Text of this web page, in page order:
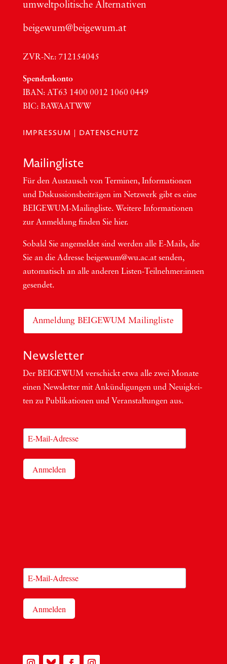
umwelt­po­li­ti­sche Alter­na­ti­ven
beigewum@beigewum.at
ZVR-Nr.: 712154045
Spen­den­kon­to
IBAN: AT63 1400 0012 1060 0449
BIC: BAWAATWW
IMPRESSUM | DATENSCHUTZ
Mai­ling­lis­te
Für den Aus­tausch von Ter­mi­nen, Infor­ma­tio­nen
und Dis­kus­si­ons­bei­trä­gen im Netzwerk gibt es eine
BEI­GEWUM-Mai­ling­lis­te. Wei­te­re Infor­ma­tio­nen
zur Anmel­dung fin­den Sie hier.
Sobald Sie ange­mel­det sind wer­den alle E-Mails, die
Sie an die Adres­se beigewum@wu.ac.at sen­den,
auto­ma­tisch an alle ande­ren Lis­ten-Teil­neh­me­r:in­nen
gesendet.
Anmeldung BEIGEWUM Mailingliste
Newsletter
Der BEIGEWUM ver­schickt etwa alle zwei Mona­te
einen News­let­ter mit Ankün­di­gun­gen und Neu­ig­kei­
ten zu Publi­ka­tio­nen und Ver­an­stal­tun­gen aus.